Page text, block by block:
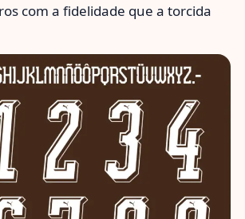
com a fidelidade que a torcida